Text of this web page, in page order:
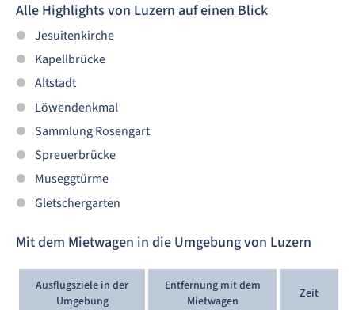
Alle Highlights von Luzern auf einen Blick
Jesuitenkirche
Kapellbrücke
Altstadt
Löwendenkmal
Sammlung Rosengart
Spreuerbrücke
Museggtürme
Gletschergarten
Mit dem Mietwagen in die Umgebung von Luzern
Ausflugsziele in der
Umgebung
Entfernung mit dem
Mietwagen
Zeit